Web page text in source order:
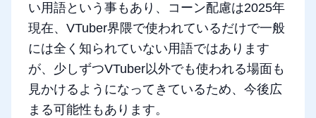
い用語という事もあり、コーン配慮は2025年
現在、VTuber界隈で使われているだけで一般
には全く知られていない用語ではあります
が、少しずつVTuber以外でも使われる場面も
見かけるようになってきているため、今後広
まる可能性もあります。